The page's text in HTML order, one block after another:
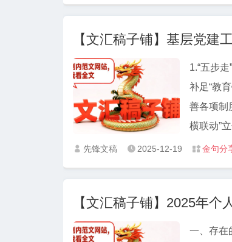
怀，凝聚乡村振兴“源动力”
【文汇稿子铺】基层党建
1.“五步
补足“教
善各项制
横联动”
径 3.凝
协同为治
合力 多
 先锋文稿  2025-12-19  金句分
【文汇稿子铺】2025年个
一、存在